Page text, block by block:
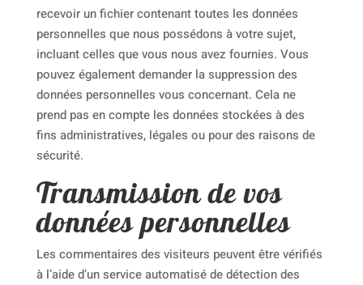
recevoir un fichier contenant toutes les données
personnelles que nous possédons à votre sujet,
incluant celles que vous nous avez fournies. Vous
pouvez également demander la suppression des
données personnelles vous concernant. Cela ne
prend pas en compte les données stockées à des
fins administratives, légales ou pour des raisons de
sécurité.
Transmission de vos
données personnelles
Les commentaires des visiteurs peuvent être vérifiés
à l’aide d’un service automatisé de détection des